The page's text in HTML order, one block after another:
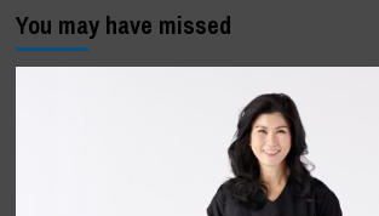
You may have missed